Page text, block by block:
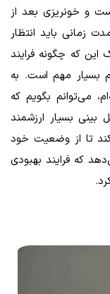
و خونریزی بعد از
زمانی باید انتظار
که چگونه فرایند
بسیار مهم است. به
می‌توانم بگویم که
بینی بسیار ارزشمند
تا از وضعیت خود
که فرایند بهبودی